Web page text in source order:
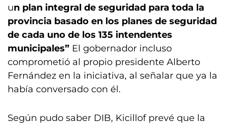
un plan integral de seguridad para toda la
provincia basado en los planes de seguridad
de cada uno de los 135 intendentes
municipales” El gobernador incluso
comprometió al propio presidente Alberto
Fernández en la iniciativa, al señalar que ya la
había conversado con él.
Según pudo saber DIB, Kicillof prevé que la